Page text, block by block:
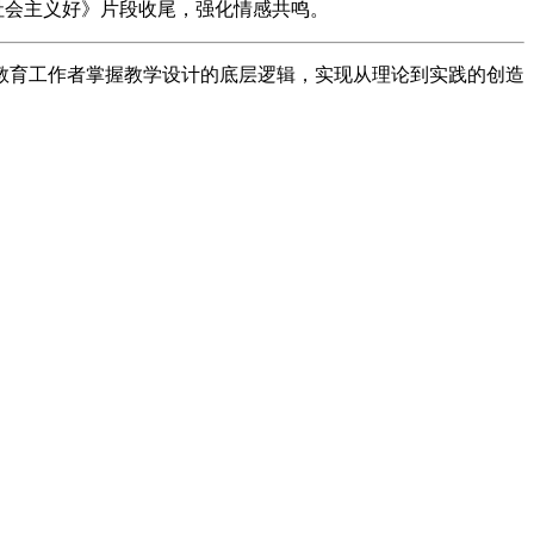
主义好》片段收尾，强化情感共鸣。
工作者掌握教学设计的底层逻辑，实现从理论到实践的创造